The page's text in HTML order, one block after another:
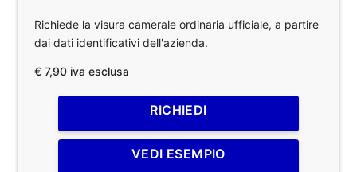
Richiede la visura camerale ordinaria ufficiale, a partire
dai dati identificativi dell'azienda.
€ 7,90 iva esclusa
RICHIEDI
VEDI ESEMPIO